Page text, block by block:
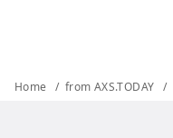
Home from AXS.TODAY